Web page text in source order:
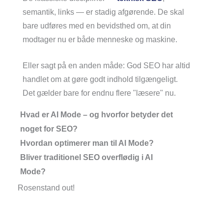
semantik, links — er stadig afgørende. De skal
bare udføres med en bevidsthed om, at din
modtager nu er både menneske og maskine.
Eller sagt på en anden måde: God SEO har altid
handlet om at gøre godt indhold tilgængeligt.
Det gælder bare for endnu flere "læsere" nu.
Hvad er AI Mode – og hvorfor betyder det
noget for SEO?
Hvordan optimerer man til AI Mode?
Bliver traditionel SEO overflødig i AI
Mode?
Rosenstand out!